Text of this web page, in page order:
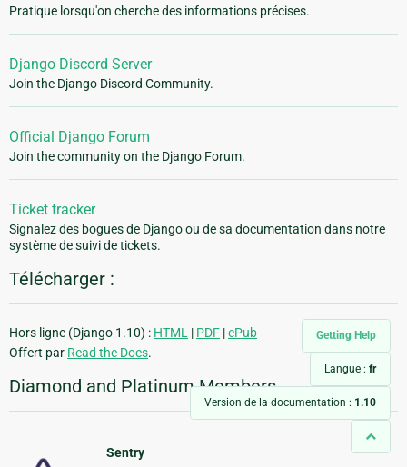
Getting Help
Langue : fr
Version de la documentation : 1.10
Pratique lorsqu'on cherche des informations précises.
Django Discord Server
Join the Django Discord Community.
Official Django Forum
Join the community on the Django Forum.
Ticket tracker
Signalez des bogues de Django ou de sa documentation dans notre
système de suivi de tickets.
Télécharger :
Hors ligne (Django 1.10) : HTML | PDF |ePub
Offert par Read the Docs.
Diamond and Platinum Members
Sentry